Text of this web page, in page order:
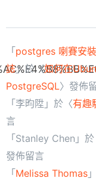
「 postgres 喇賽安
誌」於〈如何在
PostgreSQL〉發佈
「 李昀陞 」於〈有趣
言
「 Stanley Chen 」
發佈留言
「 Melissa Thomas